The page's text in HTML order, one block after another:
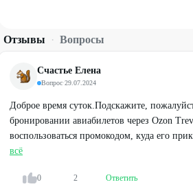
Отзывы · Вопросы
Счастье Елена
Вопрос·29.07.2024
Доброе время суток.Подскажите,
бронировании авиабилетов через Ozon
воспользоваться промокодом, куда его
всё
0 2 Ответить